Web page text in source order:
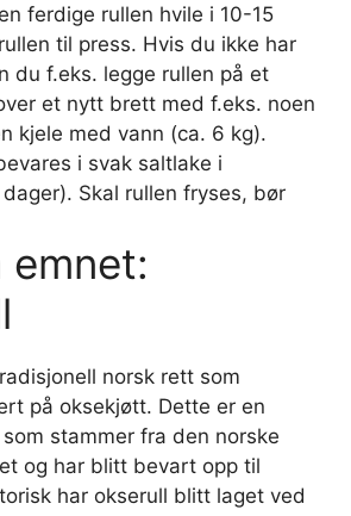
ferdige rullen hvile i 10-15
til press. Hvis du ikke har
du f.eks. legge rullen på et
et nytt brett med f.eks. noen
kjele med vann (ca. 6 kg).
i svak saltlake i
Skal rullen fryses, bør
emnet:
norsk rett som
på oksekjøtt. Dette er en
stammer fra den norske
og har blitt bevart opp til
har okserull blitt laget ved